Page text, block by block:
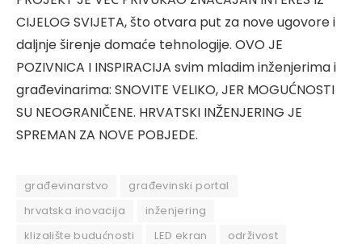
CIJELOG SVIJETA, što otvara put za nove ugovore i
daljnje širenje domaće tehnologije. OVO JE
POZIVNICA I INSPIRACIJA svim mladim inženjerima i
građevinarima: SNOVITE VELIKO, JER MOGUĆNOSTI
SU NEOGRANIČENE. HRVATSKI INŽENJERING JE
SPREMAN ZA NOVE POBJEDE.
građevinarstvo
građevinski portal
hrvatska inovacija
inženjering
klizalište budućnosti
LED ekran
održivost